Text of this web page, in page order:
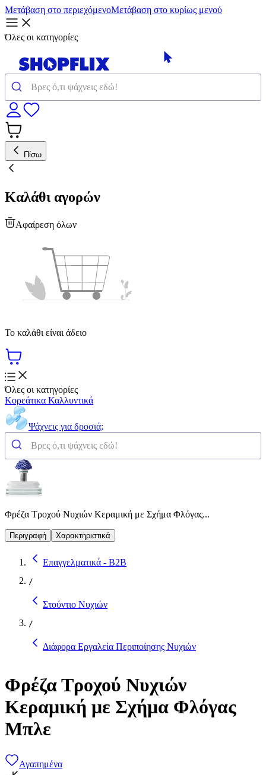
Μετάβαση στο περιεχόμενοΜετάβαση στο κυρίως μενού
Όλες οι κατηγορίες
Πίσω
Καλάθι αγορών
Αφαίρεση όλων
Το καλάθι είναι άδειο
Όλες οι κατηγορίες
Κορεάτικα Καλλυντικά
Ψάχνεις για δροσιά;
Φρέζα Τροχού Νυχιών Κεραμική με Σχήμα Φλόγας...
Περιγραφή Χαρακτηριστικά
Επαγγελματικά - B2B
/
Στούντιο Νυχιών
/
Διάφορα Εργαλεία Περιποίησης Νυχιών
Φρέζα Τροχού Νυχιών
Κεραμική με Σχήμα Φλόγας
Μπλε
Αγαπημένα